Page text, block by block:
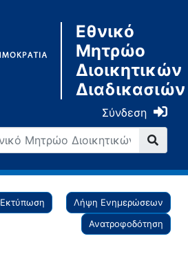
Εθνικό
Μητρώο
Διοικητικών
Διαδικασιών
Σύνδεση
Εκτύπωση
Λήψη Ενημερώσεων
Ανατροφοδότηση